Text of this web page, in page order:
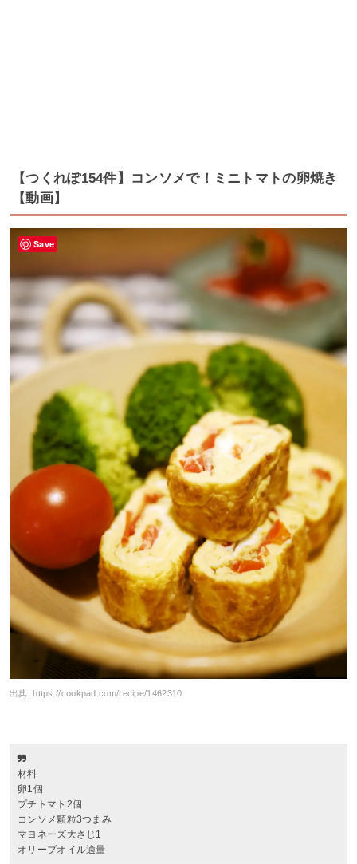
【つくれぽ154件】コンソメで！ミニトマトの卵焼き
【動画】
出典:https://cookpad.com/recipe/1462310
材料
卵1個
プチトマト2個
コンソメ顆粒3つまみ
マヨネーズ大さじ1
オリーブオイル適量
Save